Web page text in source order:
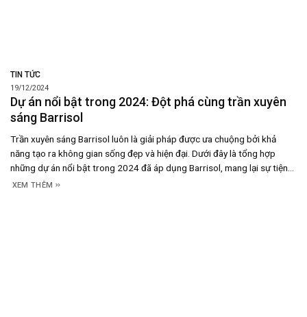
TIN TỨC
19/12/2024
Dự án nổi bật trong 2024: Đột phá cùng trần xuyên
sáng Barrisol
Trần xuyên sáng Barrisol luôn là giải pháp được ưa chuộng bởi khả
năng tạo ra không gian sống đẹp và hiện đại. Dưới đây là tổng hợp
những dự án nổi bật trong 2024 đã áp dụng Barrisol, mang lại sự tiện
nghi và thẩm mỹ tối ưu trong năm 2024. Bệnh viện Phương
XEM THÊM